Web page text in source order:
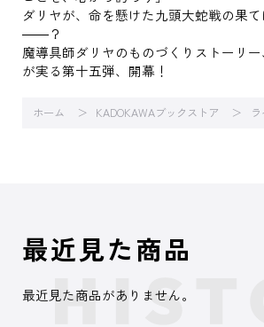
ダリヤが、命を懸けた九頭大蛇戦の果
――？
魔導具師ダリヤのものづくりストーリ
が実る第十五弾、開幕！
ホーム KADOKAWAブックストア
最近見た商品
最近見た商品がありません。